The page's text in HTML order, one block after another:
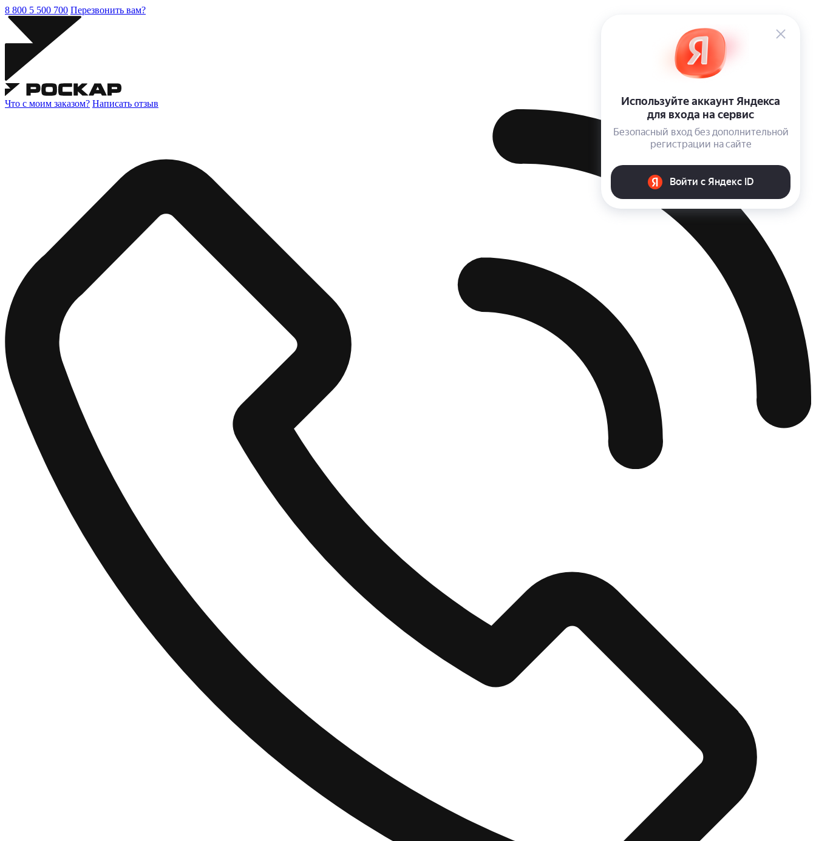
8 800 5 500 700 Перезвонить вам?
Что с моим заказом? Написать отзыв